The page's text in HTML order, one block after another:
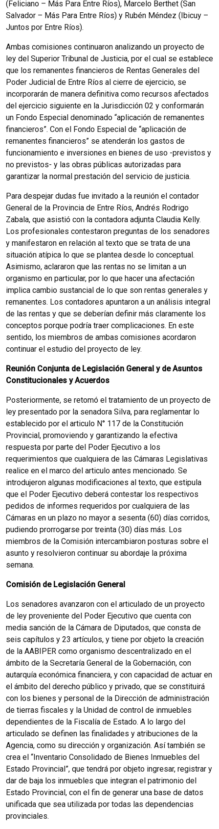
(Feliciano – Más Para Entre Ríos), Marcelo Berthet (San
Salvador – Más Para Entre Ríos) y Rubén Méndez (Ibicuy –
Juntos por Entre Ríos).
Ambas comisiones continuaron analizando un proyecto de
ley del Superior Tribunal de Justicia, por el cual se establece
que los remanentes financieros de Rentas Generales del
Poder Judicial de Entre Ríos al cierre de ejercicio, se
incorporarán de manera definitiva como recursos afectados
del ejercicio siguiente en la Jurisdicción 02 y conformarán
un Fondo Especial denominado “aplicación de remanentes
financieros”. Con el Fondo Especial de “aplicación de
remanentes financieros” se atenderán los gastos de
funcionamiento e inversiones en bienes de uso -previstos y
no previstos- y las obras públicas autorizadas para
garantizar la normal prestación del servicio de justicia.
Para despejar dudas fue invitado a la reunión el contador
General de la Provincia de Entre Ríos, Andrés Rodrigo
Zabala, que asistió con la contadora adjunta Claudia Kelly.
Los profesionales contestaron preguntas de los senadores
y manifestaron en relación al texto que se trata de una
situación atípica lo que se plantea desde lo conceptual.
Asimismo, aclararon que las rentas no se limitan a un
organismo en particular, por lo que hacer una afectación
implica cambio sustancial de lo que son rentas generales y
remanentes. Los contadores apuntaron a un análisis integral
de las rentas y que se deberían definir más claramente los
conceptos porque podría traer complicaciones. En este
sentido, los miembros de ambas comisiones acordaron
continuar el estudio del proyecto de ley.
Reunión Conjunta de Legislación General y de Asuntos
Constitucionales y Acuerdos
Posteriormente, se retomó el tratamiento de un proyecto de
ley presentado por la senadora Silva, para reglamentar lo
establecido por el articulo N° 117 de la Constitución
Provincial, promoviendo y garantizando la efectiva
respuesta por parte del Poder Ejecutivo a los
requerimientos que cualquiera de las Cámaras Legislativas
realice en el marco del articulo antes mencionado. Se
introdujeron algunas modificaciones al texto, que estipula
que el Poder Ejecutivo deberá contestar los respectivos
pedidos de informes requeridos por cualquiera de las
Cámaras en un plazo no mayor a sesenta (60) días corridos,
pudiendo prorrogarse por treinta (30) días más. Los
miembros de la Comisión intercambiaron posturas sobre el
asunto y resolvieron continuar su abordaje la próxima
semana.
Comisión de Legislación General
Los senadores avanzaron con el articulado de un proyecto
de ley proveniente del Poder Ejecutivo que cuenta con
media sanción de la Cámara de Diputados, que consta de
seis capítulos y 23 artículos, y tiene por objeto la creación
de la AABIPER como organismo descentralizado en el
ámbito de la Secretaría General de la Gobernación, con
autarquía económica financiera, y con capacidad de actuar en
el ámbito del derecho público y privado, que se constituirá
con los bienes y personal de la Dirección de administración
de tierras fiscales y la Unidad de control de inmuebles
dependientes de la Fiscalía de Estado. A lo largo del
articulado se definen las finalidades y atribuciones de la
Agencia, como su dirección y organización. Así también se
crea el “Inventario Consolidado de Bienes Inmuebles del
Estado Provincial”, que tendrá por objeto ingresar, registrar y
dar de baja los inmuebles que integran el patrimonio del
Estado Provincial, con el fin de generar una base de datos
unificada que sea utilizada por todas las dependencias
provinciales.